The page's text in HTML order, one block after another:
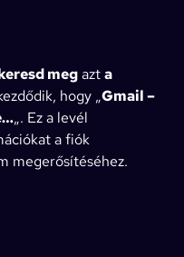
megazta
hogy „Gmail –
„. Ez a levél
a fiók
megerősítéséhez.